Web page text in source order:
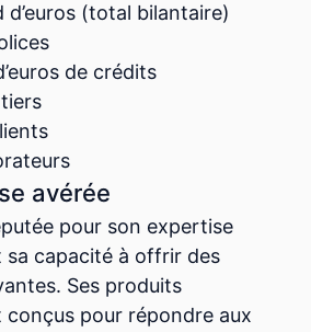
d’euros (total bilantaire)
de crédits
avérée
pour son expertise
capacité à offrir des
Ses produits
pour répondre aux